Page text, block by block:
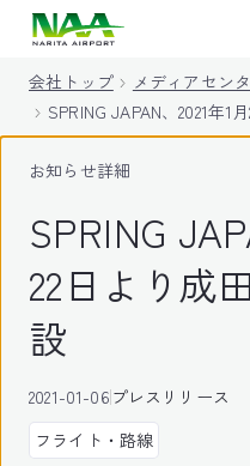
会社トップ メディアセン
SPRING JAPAN、2021年
お知らせ詳細
SPRING
22日より成
設
2021-01-06プレスリリース
フライト・路線